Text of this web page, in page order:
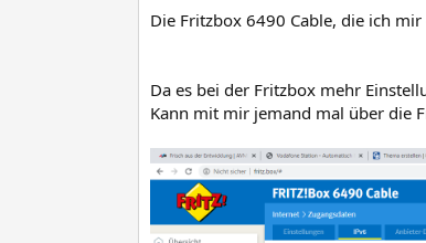
Die Fritzbox 6490 Cable, die ich
Da es bei der Fritzbox mehr
Kann mit mir jemand mal über die